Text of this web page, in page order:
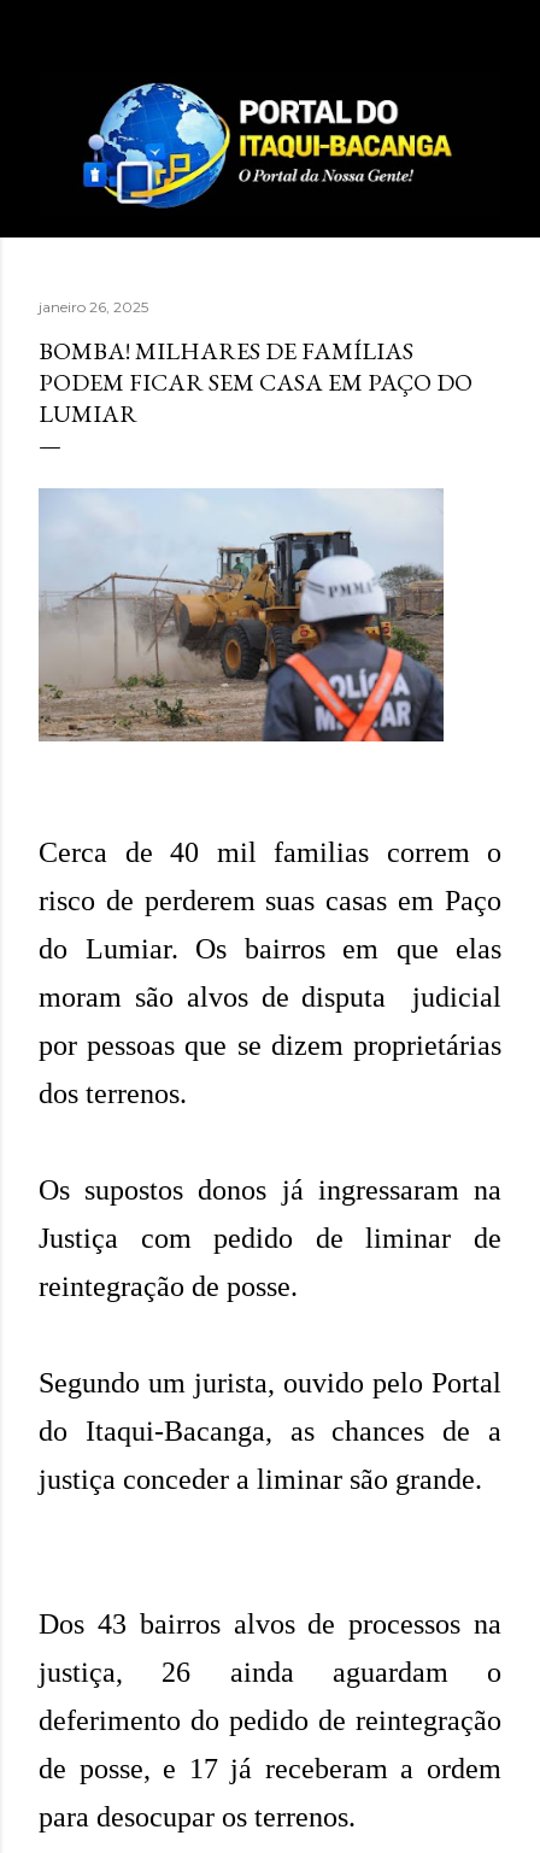
janeiro 26, 2025
BOMBA! MILHARES DE FAMÍLIAS
PODEM FICAR SEM CASA EM PAÇO DO
LUMIAR
Cerca de 40 mil familias correm o
risco de perderem suas casas em Paço
do Lumiar. Os bairros em que elas
moram são alvos de disputa judicial
por pessoas que se dizem proprietárias
dos terrenos.
Os supostos donos já ingressaram na
Justiça com pedido de liminar de
reintegração de posse.
Segundo um jurista, ouvido pelo Portal
do Itaqui-Bacanga, as chances de a
justiça conceder a liminar são grande.
Dos 43 bairros alvos de processos na
justiça, 26 ainda aguardam o
deferimento do pedido de reintegração
de posse, e 17 já receberam a ordem
para desocupar os terrenos.